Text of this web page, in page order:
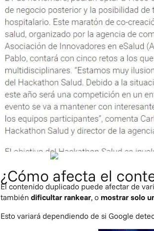
¿Cómo afecta el
El contenido duplicado puede afectar de
también dificultar rankear, o mostrar solo
Esto variará dependiendo de si Google